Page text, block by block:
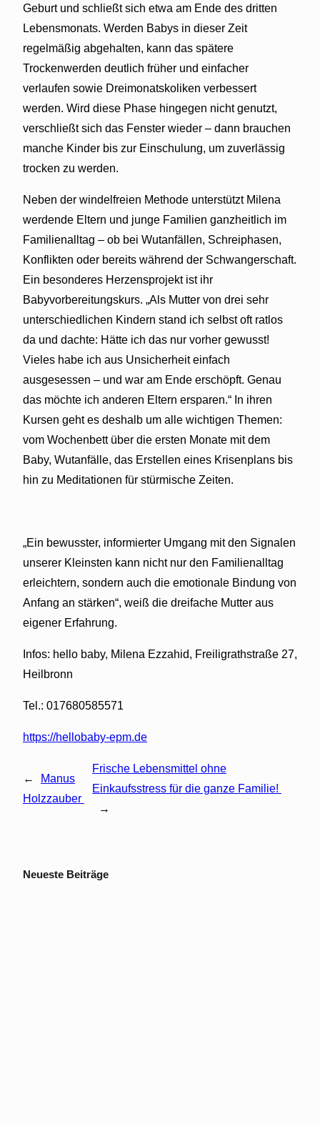
Geburt und schließt sich etwa am Ende des dritten
Lebensmonats. Werden Babys in dieser Zeit
regelmäßig abgehalten, kann das spätere
Trockenwerden deutlich früher und einfacher
verlaufen sowie Dreimonatskoliken verbessert
werden. Wird diese Phase hingegen nicht genutzt,
verschließt sich das Fenster wieder – dann brauchen
manche Kinder bis zur Einschulung, um zuverlässig
trocken zu werden.
Neben der windelfreien Methode unterstützt Milena
werdende Eltern und junge Familien ganzheitlich im
Familienalltag – ob bei Wutanfällen, Schreiphasen,
Konflikten oder bereits während der Schwangerschaft.
Ein besonderes Herzensprojekt ist ihr
Babyvorbereitungskurs. „Als Mutter von drei sehr
unterschiedlichen Kindern stand ich selbst oft ratlos
da und dachte: Hätte ich das nur vorher gewusst!
Vieles habe ich aus Unsicherheit einfach
ausgesessen – und war am Ende erschöpft. Genau
das möchte ich anderen Eltern ersparen.“ In ihren
Kursen geht es deshalb um alle wichtigen Themen:
vom Wochenbett über die ersten Monate mit dem
Baby, Wutanfälle, das Erstellen eines Krisenplans bis
hin zu Meditationen für stürmische Zeiten.
„Ein bewusster, informierter Umgang mit den Signalen
unserer Kleinsten kann nicht nur den Familienalltag
erleichtern, sondern auch die emotionale Bindung von
Anfang an stärken“, weiß die dreifache Mutter aus
eigener Erfahrung.
Infos: hello baby, Milena Ezzahid, Freiligrathstraße 27,
Heilbronn
Tel.: 017680585571
https://hellobaby-epm.de
←
Manus
Holzzauber
Frische Lebensmittel ohne
Einkaufsstress für die ganze Familie!
→
Neueste Beiträge